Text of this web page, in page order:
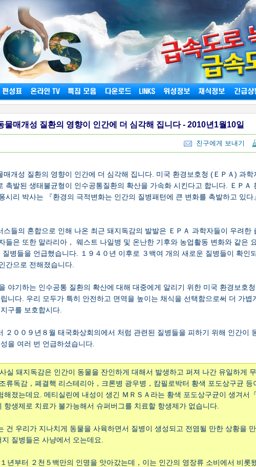
물매개성 질환의 영향이 인간에 더 심각해 집니다 - 2010년1월10일
친구에게 보내기
매개성 질환의 영향이 인간에 더 심각해 집니다. 미국 환경보호청 (ＥＰＡ) 과학
촉발된 생태불균형이 인수공통질환의 확산을 가속화 시킨다고 합니다. ＥＰＡ
시리 박사는 『환경의 극적변화는 인간의 질병패턴에 큰 변화를 촉발하고 있다
스들의 혼합으로 인해 나온 최근 돼지독감의 발발은 ＥＰＡ 과학자들이 우려한
들은 또한 말라리아， 웨스트 나일병 및 온난한 기후와 농업활동 변화와 같은
병들을 언급했습니다. １９４０년 이후로 ３백여 개의 새로운 질병들이 확인
간으로 전해졌습니다.
야기하는 인수공통 질환의 확산에 대해 대중에게 알리기 위한 미국 환경보호
니다. 우리 모두가 특히 안전하고 면역을 높이는 채식을 선택함으로써 더 가볍
구를 보호합시다.
２００９년８월 태국화상회의에서 처럼 관련된 질병들을 피하기 위해 인간이
을 여러 번 언급하셨습니다.
사실 돼지독감은 인간이 동물을 잔인하게 대해서 발생하고 퍼져 나간 유일하게
류독감，폐결핵 리스테리아，크론병 광우병，캄필로박터 황색 포도상구균 등
해졌는데요. 메티실린에 내성이 생긴 ＭＲＳＡ라는 황색 포도상구균이 생겨서
항생제로 치료가 불가능해서 슈퍼버그를 치료할 항생제가 없습니다.
건 우리가 지나치게 동물을 사육하면서 질병이 생성되고 전염될 만한 상황을
질병들은 사냥에서 오는데요.
년부터 ２천５백만의 인명을 앗아갔는데，이는 인간의 영장류 소비에서 비롯